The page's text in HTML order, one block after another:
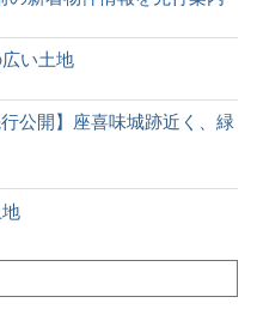
広い土地
公開】座喜味城跡近く、緑